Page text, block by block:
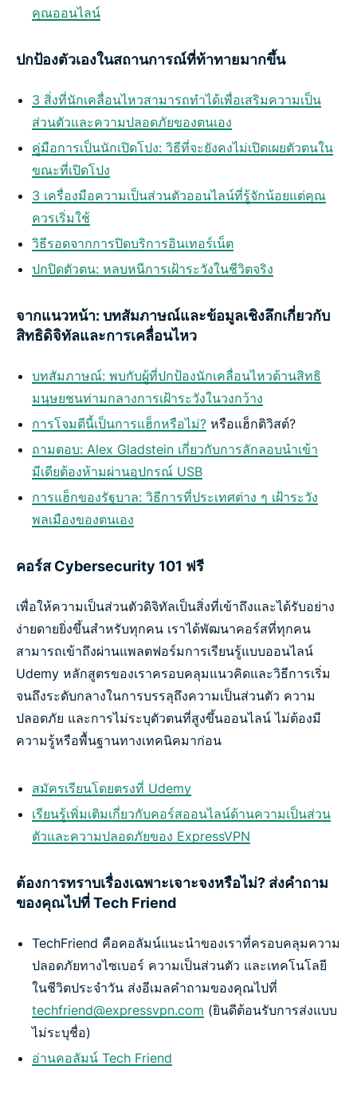
คุณออนไลน์
ปกป้องตัวเองในสถานการณ์ที่ท้าทายมากขึ้น
3 สิ่งที่นักเคลื่อนไหวสามารถทำได้เพื่อเสริมความเป็น
ส่วนตัวและความปลอดภัยของตนเอง
คู่มือการเป็นนักเปิดโปง: วิธีที่จะยังคงไม่เปิดเผยตัวตนใน
ขณะที่เปิดโปง
3 เครื่องมือความเป็นส่วนตัวออนไลน์ที่รู้จักน้อยแต่คุณ
ควรเริ่มใช้
วิธีรอดจากการปิดบริการอินเทอร์เน็ต
ปกปิดตัวตน: หลบหนีการเฝ้าระวังในชีวิตจริง
จากแนวหน้า: บทสัมภาษณ์และข้อมูลเชิงลึกเกี่ยวกับ
สิทธิดิจิทัลและการเคลื่อนไหว
บทสัมภาษณ์: พบกับผู้ที่ปกป้องนักเคลื่อนไหวด้านสิทธิ
มนุษยชนท่ามกลางการเฝ้าระวังในวงกว้าง
การโจมตีนี้เป็นการแฮ็กหรือไม่? หรือแฮ็กติวิสต์?
ถามตอบ: Alex Gladstein เกี่ยวกับการลักลอบนำเข้า
มีเดียต้องห้ามผ่านอุปกรณ์ USB
การแฮ็กของรัฐบาล: วิธีการที่ประเทศต่าง ๆ เฝ้าระวัง
พลเมืองของตนเอง
คอร์ส Cybersecurity 101 ฟรี
เพื่อให้ความเป็นส่วนตัวดิจิทัลเป็นสิ่งที่เข้าถึงและได้รับอย่าง
ง่ายดายยิ่งขึ้นสำหรับทุกคน เราได้พัฒนาคอร์สที่ทุกคน
สามารถเข้าถึงผ่านแพลตฟอร์มการเรียนรู้แบบออนไลน์
Udemy หลักสูตรของเราครอบคลุมแนวคิดและวิธีการเริ่ม
จนถึงระดับกลางในการบรรลุถึงความเป็นส่วนตัว ความ
ปลอดภัย และการไม่ระบุตัวตนที่สูงขึ้นออนไลน์ ไม่ต้องมี
ความรู้หรือพื้นฐานทางเทคนิคมาก่อน
สมัครเรียนโดยตรงที่ Udemy
เรียนรู้เพิ่มเติมเกี่ยวกับคอร์สออนไลน์ด้านความเป็นส่วน
ตัวและความปลอดภัยของ ExpressVPN
ต้องการทราบเรื่องเฉพาะเจาะจงหรือไม่? ส่งคำถาม
ของคุณไปที่ Tech Friend
TechFriend คือคอลัมน์แนะนำของเราที่ครอบคลุมความ
ปลอดภัยทางไซเบอร์ ความเป็นส่วนตัว และเทคโนโลยี
ในชีวิตประจำวัน ส่งอีเมลคำถามของคุณไปที่
techfriend@expressvpn.com (ยินดีต้อนรับการส่งแบบ
ไม่ระบุชื่อ)
อ่านคอลัมน์ Tech Friend